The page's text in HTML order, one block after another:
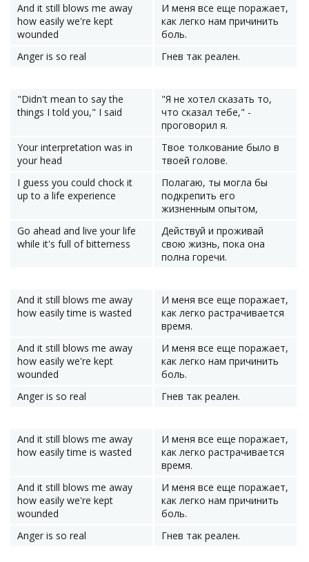
And it still blows me away
how easily we're kept
wounded
И меня все еще поражает,
как легко нам причинить
боль.
Anger is so real
Гнев так реален.
"Didn't mean to say the
things I told you," I said
"Я не хотел сказать то,
что сказал тебе," -
проговорил я.
Your interpretation was in
your head
Твое толкование было в
твоей голове.
I guess you could chock it
up to a life experience
Полагаю, ты могла бы
подкрепить его
жизненным опытом,
Go ahead and live your life
while it's full of bitterness
Действуй и проживай
свою жизнь, пока она
полна горечи.
And it still blows me away
how easily time is wasted
И меня все еще поражает,
как легко растрачивается
время.
And it still blows me away
how easily we're kept
wounded
И меня все еще поражает,
как легко нам причинить
боль.
Anger is so real
Гнев так реален.
And it still blows me away
how easily time is wasted
И меня все еще поражает,
как легко растрачивается
время.
And it still blows me away
how easily we're kept
wounded
И меня все еще поражает,
как легко нам причинить
боль.
Anger is so real
Гнев так реален.